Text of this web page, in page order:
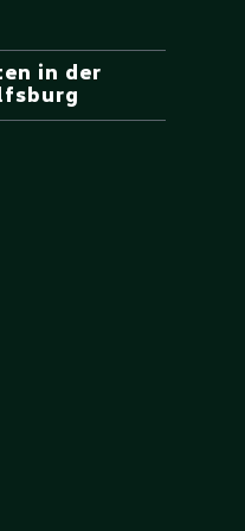
in der